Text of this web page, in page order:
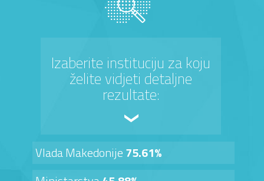
Izaberite instituciju za koju
želite vidjeti detaljne
rezultate:
Vlada Makedonije75.61%